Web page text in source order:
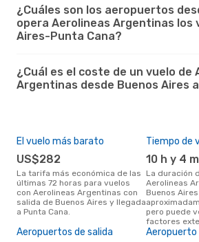
¿Cuáles son los aeropuertos
opera Aerolineas Argentinas los
Aires-Punta Cana?
¿Cuál es el coste de un vuelo de
Argentinas desde Buenos Aires
El vuelo más barato
US$282
La tarifa más económica de las
últimas 72 horas para vuelos
con Aerolineas Argentinas con
salida de Buenos Aires y llegada
a Punta Cana.
Tiempo de
10 h y 4 m
La duración del vuelo con
Aerolineas
Buenos
pero puede
factores
Aeropuertos de salida Aeropuerto